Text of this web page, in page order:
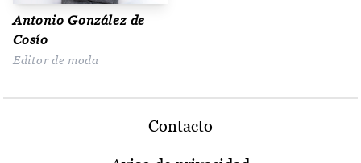
Antonio González de
Cosío
Editor de moda
Contacto